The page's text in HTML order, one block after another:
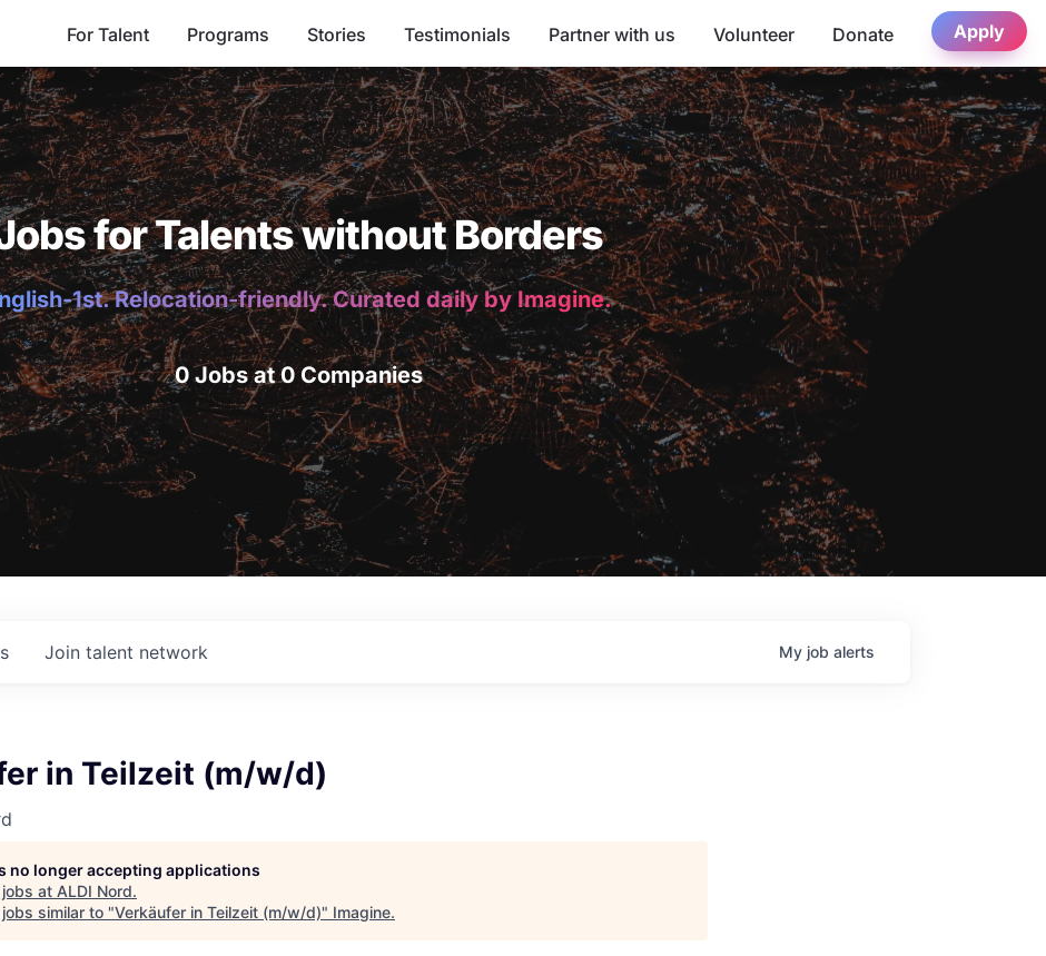
For Talent Programs Stories Testimonials Partner with us Volunteer Donate Apply
for Talents without Borders
1st. Relocation-friendly. Curated daily by Imagine.
0 Jobs at 0 Companies
Join talent network My job alerts
in Teilzeit (m/w/d)
no longer accepting applications
at ALDI Nord.
similar to "Verkäufer in Teilzeit (m/w/d)" Imagine.